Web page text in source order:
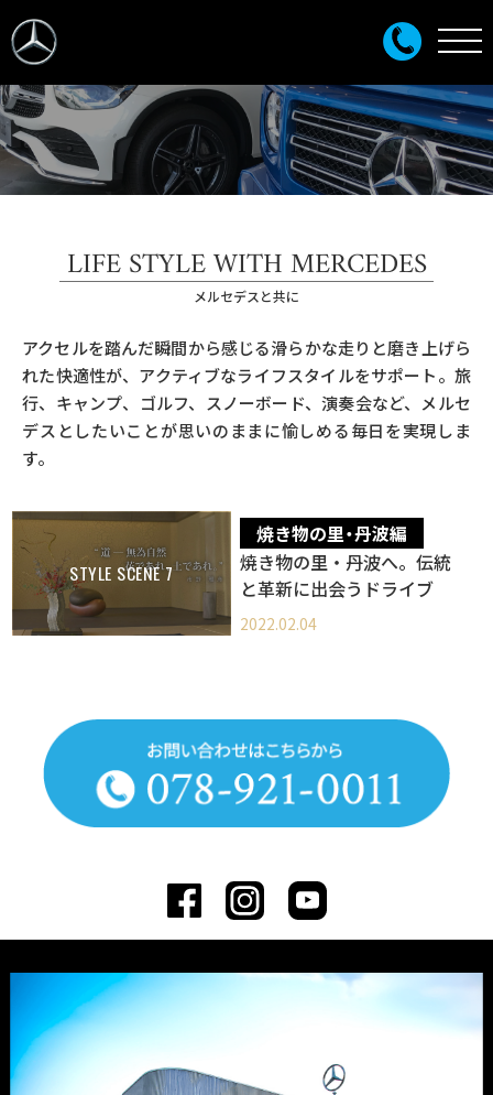
LIFE STYLE WITH MERCEDES
メルセデスと共に
アクセルを踏んだ瞬間から感じる滑らかな走りと磨き上げら
れた快適性が、アクティブなライフスタイルをサポート。旅
行、キャンプ、ゴルフ、スノーボード、演奏会など、メルセ
デスとしたいことが思いのままに愉しめる毎日を実現しま
す。
STYLE SCENE 7
焼き物の里・丹波編
焼き物の里・丹波へ。伝統
と革新に出会うドライブ
2022.02.04